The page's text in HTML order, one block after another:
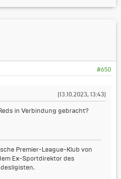
#650
(13.10.2023, 13:43)
in Verbindung gebracht?
Premier-League-Klub von
Ex-Sportdirektor des